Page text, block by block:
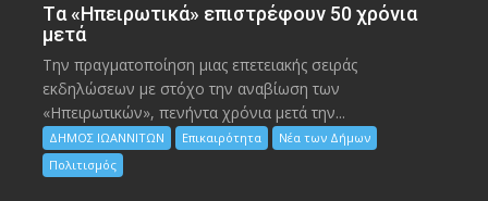
Tα «Ηπειρωτικά» επιστρέφουν 50 χρόνια
μετά
Την πραγματοποίηση μιας επετειακής σειράς
εκδηλώσεων με στόχο την αναβίωση των
«Ηπειρωτικών», πενήντα χρόνια μετά την...
ΔΗΜΟΣ ΙΩΑΝΝΙΤΩΝ Επικαιρότητα
Νέα των Δήμων
Πολιτισμός